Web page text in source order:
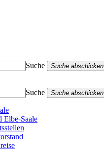
Suche
Suche abschicken
Suche
Suche abschicken
Elbe-Saale